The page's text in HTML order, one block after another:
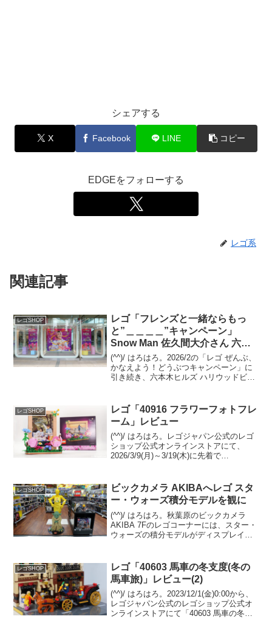
シェアする
X Facebook LINE コピー
EDGEをフォローする
レゴ系
関連記事
レゴSHOP
レゴ「フレンズと一緒ならもっ
と”＿＿＿＿”キャンペーン」
Snow Man 佐久間大介さん 六本
木ヒルズ
(^^)/ はろはろ。2026/2の「レゴ ぜんぶ、
かなえよう！どうぶつキャンペーン」に
引き続き、六本木ヒルズ ハリウッドビュ
＿＿＿"キャンペーン」のビジュ...
レゴSHOP
レゴ「40916 フラワーフォトフレ
ーム」レビュー
(^^)/ はろはろ。レゴジャパン公式のレゴ
ショップ公式オンラインストアにて、
2026/3/9(月)～3/19(木)に先着で
(税込)以上購入。 （オファ...
レゴSHOP
ビックカメラ AKIBAへレゴ スタ
ー・ウォーズ積分モデルを観に
(^^)/ はろはろ。秋葉原のビックカメラ
AKIBA 7Fのレゴコーナーには、スター・
ウォーズの積分モデルがディスプレイさ
リしたアニメ調の積分モデルではなく...
レゴSHOP
レゴ「40603 馬車の冬支度(冬の
馬車旅)」レビュー(2)
(^^)/ はろはろ。2023/12/1(金)0:00から、
レゴジャパン公式のレゴショップ公式オ
ンラインストアにて「40603 馬車の冬支